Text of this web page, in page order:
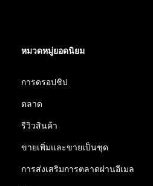
หมวดหมู่ยอดนิยม
การดรอปชิป
ตลาด
รีวิวสินค้า
ขายเพิ่มและขายเป็นชุด
การส่งเสริมการตลาดผ่านอีเมล